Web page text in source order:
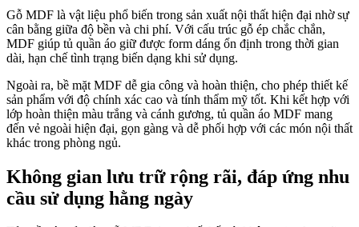
Gỗ MDF là vật liệu phổ biến trong sản xuất nội thất hiện đại nhờ sự
cân bằng giữa độ bền và chi phí. Với cấu trúc gỗ ép chắc chắn,
MDF giúp tủ quần áo giữ được form dáng ổn định trong thời gian
dài, hạn chế tình trạng biến dạng khi sử dụng.
Ngoài ra, bề mặt MDF dễ gia công và hoàn thiện, cho phép thiết kế
sản phẩm với độ chính xác cao và tính thẩm mỹ tốt. Khi kết hợp với
lớp hoàn thiện màu trắng và cánh gương, tủ quần áo MDF mang
đến vẻ ngoài hiện đại, gọn gàng và dễ phối hợp với các món nội thất
khác trong phòng ngủ.
Không gian lưu trữ rộng rãi, đáp ứng nhu
cầu sử dụng hằng ngày